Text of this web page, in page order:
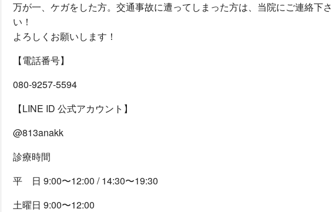
万が一、ケガをした方。交通事故に遭ってしまった方は、当院にご連絡下さ
い！
よろしくお願いします！
【電話番号】
080-9257-5594
【LINE ID 公式アカウント】
@813anakk
診療時間
平 日 9:00〜12:00 / 14:30〜19:30
土曜日 9:00〜12:00